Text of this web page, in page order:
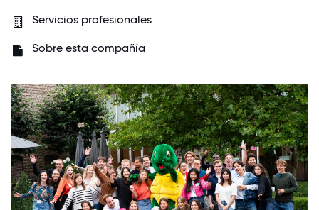
Servicios profesionales
Sobre esta compañía